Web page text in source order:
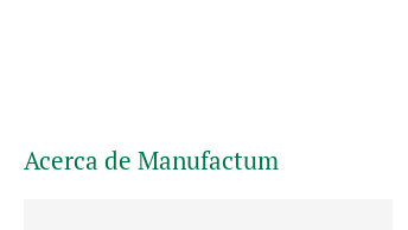
Acerca de Manufactum